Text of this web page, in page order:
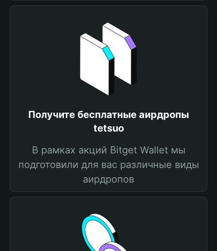
Получите бесплатные аирдропы
tetsuo
В рамках акций Bitget Wallet мы
подготовили для вас различные виды
аирдропов